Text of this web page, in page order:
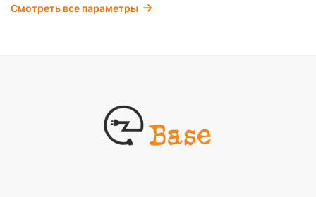
Смотреть все параметры